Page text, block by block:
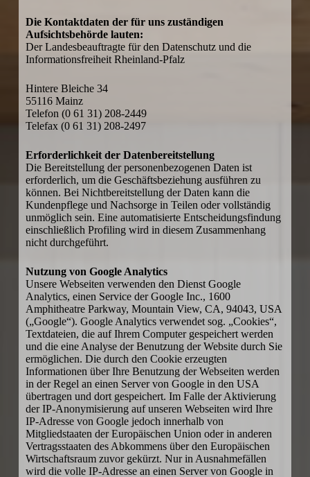
Die Kontaktdaten der für uns zuständigen
Aufsichtsbehörde lauten:
Der Landesbeauftragte für den Datenschutz und die
Informationsfreiheit Rheinland-Pfalz
Hintere Bleiche 34
55116 Mainz
Telefon (0 61 31) 208-2449
Telefax (0 61 31) 208-2497
Erforderlichkeit der Datenbereitstellung
Die Bereitstellung der personenbezogenen Daten ist
erforderlich, um die Geschäftsbeziehung ausführen zu
können. Bei Nichtbereitstellung der Daten kann die
Kundenpflege und Nachsorge in Teilen oder vollständig
unmöglich sein. Eine automatisierte Entscheidungsfindung
einschließlich Profiling wird in diesem Zusammenhang
nicht durchgeführt.
Nutzung von Google Analytics
Unsere Webseiten verwenden den Dienst Google
Analytics, einen Service der Google Inc., 1600
Amphitheatre Parkway, Mountain View, CA, 94043, USA
(„Google“). Google Analytics verwendet sog. „Cookies“,
Textdateien, die auf Ihrem Computer gespeichert werden
und die eine Analyse der Benutzung der Website durch Sie
ermöglichen. Die durch den Cookie erzeugten
Informationen über Ihre Benutzung der Webseiten werden
in der Regel an einen Server von Google in den USA
übertragen und dort gespeichert. Im Falle der Aktivierung
der IP-Anonymisierung auf unseren Webseiten wird Ihre
IP-Adresse von Google jedoch innerhalb von
Mitgliedstaaten der Europäischen Union oder in anderen
Vertragsstaaten des Abkommens über den Europäischen
Wirtschaftsraum zuvor gekürzt. Nur in Ausnahmefällen
wird die volle IP-Adresse an einen Server von Google in